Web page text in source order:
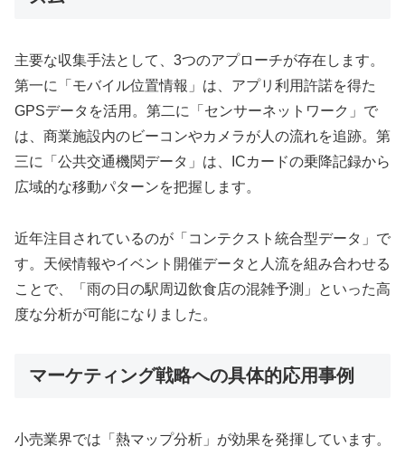
主要な収集手法として、3つのアプローチが存在します。
第一に「モバイル位置情報」は、アプリ利用許諾を得た
GPSデータを活用。第二に「センサーネットワーク」で
は、商業施設内のビーコンやカメラが人の流れを追跡。第
三に「公共交通機関データ」は、ICカードの乗降記録から
広域的な移動パターンを把握します。
近年注目されているのが「コンテクスト統合型データ」で
す。天候情報やイベント開催データと人流を組み合わせる
ことで、「雨の日の駅周辺飲食店の混雑予測」といった高
度な分析が可能になりました。
マーケティング戦略への具体的応用事例
小売業界では「熱マップ分析」が効果を発揮しています。